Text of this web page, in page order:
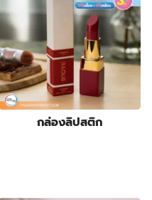
กล่องลิปสติก